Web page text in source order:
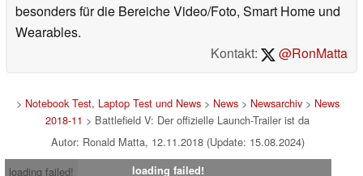
besonders für die Bereiche Video/Foto, Smart Home und
Wearables.
Kontakt:
@RonMatta
> Notebook Test, Laptop Test und News> News> Newsarchiv> News
2018-11 > Battlefield V: Der offizielle Launch-Trailer ist da
Autor: Ronald Matta, 12.11.2018 (Update: 15.08.2024)
loading failed!
loading failed!